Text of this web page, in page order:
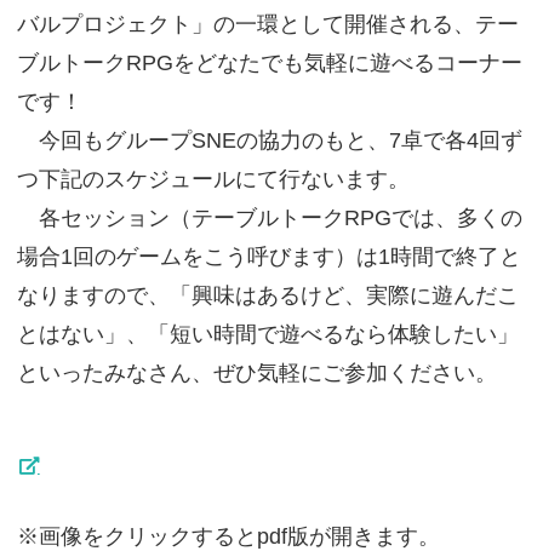
バルプロジェクト」の一環として開催される、テー
ブルトークRPGをどなたでも気軽に遊べるコーナー
です！
今回もグループSNEの協力のもと、7卓で各4回ず
つ下記のスケジュールにて行ないます。
各セッション（テーブルトークRPGでは、多くの
場合1回のゲームをこう呼びます）は1時間で終了と
なりますので、「興味はあるけど、実際に遊んだこ
とはない」、「短い時間で遊べるなら体験したい」
といったみなさん、ぜひ気軽にご参加ください。
※画像をクリックするとpdf版が開きます。